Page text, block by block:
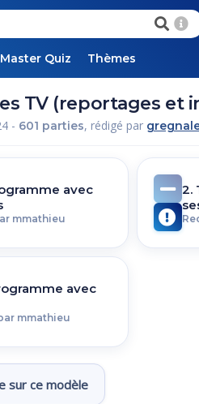
Master Quiz Thèmes
TV (reportages et
- 601 parties, rédigé par
avec
mmathieu
2.
avec
mmathieu
sur ce modèle